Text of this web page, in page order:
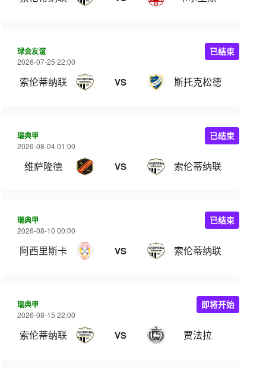
球会友谊
2026-07-25 22:00
索伦蒂纳联 VS 斯托克松德
已结束
瑞典甲
2026-08-04 01:00
维萨隆德 VS 索伦蒂纳联
已结束
瑞典甲
2026-08-10 00:00
阿西里斯卡 VS 索伦蒂纳联
已结束
瑞典甲
2026-08-15 22:00
索伦蒂纳联 VS 贾法拉
即将开始